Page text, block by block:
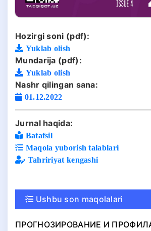
Hozirgi soni (pdf):
Yuklab olish
Mundarija (pdf):
Yuklab olish
Nashr qilingan sana:
01.12.2022
Jurnal haqida:
Batafsil
Maqola yuborish talablari
Tahririyat kengashi
Ushbu son maqolalari
ПРОГНОЗИРОВАНИЕ И